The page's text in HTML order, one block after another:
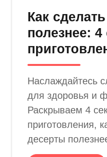
Как
полезнее: 4
Наслаждайтесь
для здоровья и
Раскрываем 4
приготовления,
десерты